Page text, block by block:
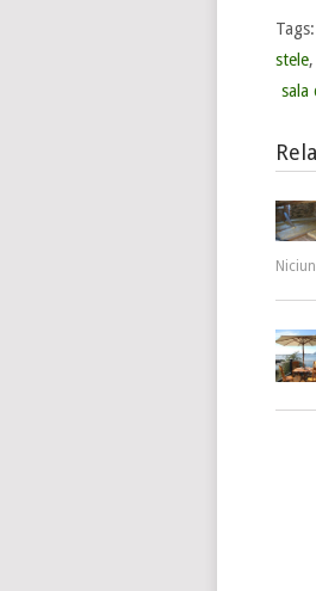
Tags:
stele,
sala